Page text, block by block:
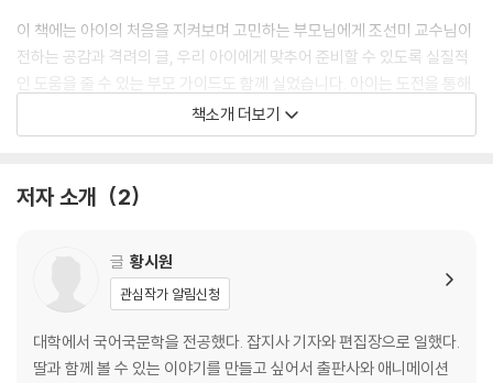
이 책에는 아이의 처음을 지켜보며 고민하는 부모님에게 조선미 교수님이
전하는 공감과 격려의 글, 우리 아이에게 맞추어 준비할 수 있도록 실질적
인 도움을 줄 수 있는 부모 가이드도 함께 실었습니다. 아이는 도전을 통해
성공과 실패를 겪으며 자신만의 속도로 마음을 단단하게 키워 가고 있습니
다. 서툴지만 조금씩 앞으로 나아가는 아이에게 응원과 필요한 순간에는
의 마음을 느낀다면 아이는 ‘영혼이 강한 아이’로 한 층 더 단단하게 성장해
책소개 더보기
저자 소개 2
글 황시원
관심작가 알림신청
대학에서 국어국문학을 전공했다. 잡지사 기자와 편집장으로 일했다.
딸과 함께 볼 수 있는 이야기를 만들고 싶어서 출판사와 애니메이션